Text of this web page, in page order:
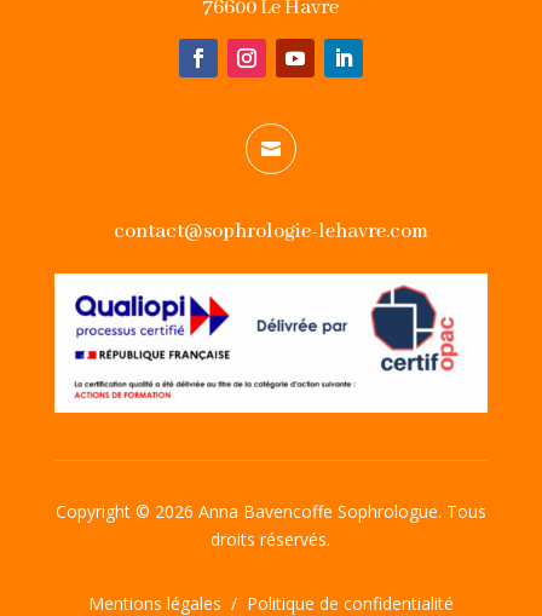
76600 Le Havre

contact@sophrologie-lehavre.com
Copyright © 2026 Anna Bavencoffe Sophrologue. Tous
droits réservés.
Mentions légales / Politique de confidentialité